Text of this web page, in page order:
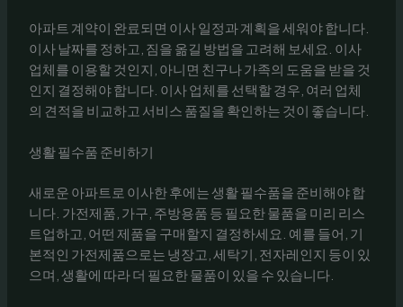
아파트 계약이 완료되면 이사 일정과 계획을 세워야 합니다.
이사 날짜를 정하고, 짐을 옮길 방법을 고려해 보세요. 이사
업체를 이용할 것인지, 아니면 친구나 가족의 도움을 받을 것
인지 결정해야 합니다. 이사 업체를 선택할 경우, 여러 업체
의 견적을 비교하고 서비스 품질을 확인하는 것이 좋습니다.
생활 필수품 준비하기
새로운 아파트로 이사한 후에는 생활 필수품을 준비해야 합
니다. 가전제품, 가구, 주방용품 등 필요한 물품을 미리 리스
트업하고, 어떤 제품을 구매할지 결정하세요. 예를 들어, 기
본적인 가전제품으로는 냉장고, 세탁기, 전자레인지 등이 있
으며, 생활에 따라 더 필요한 물품이 있을 수 있습니다.